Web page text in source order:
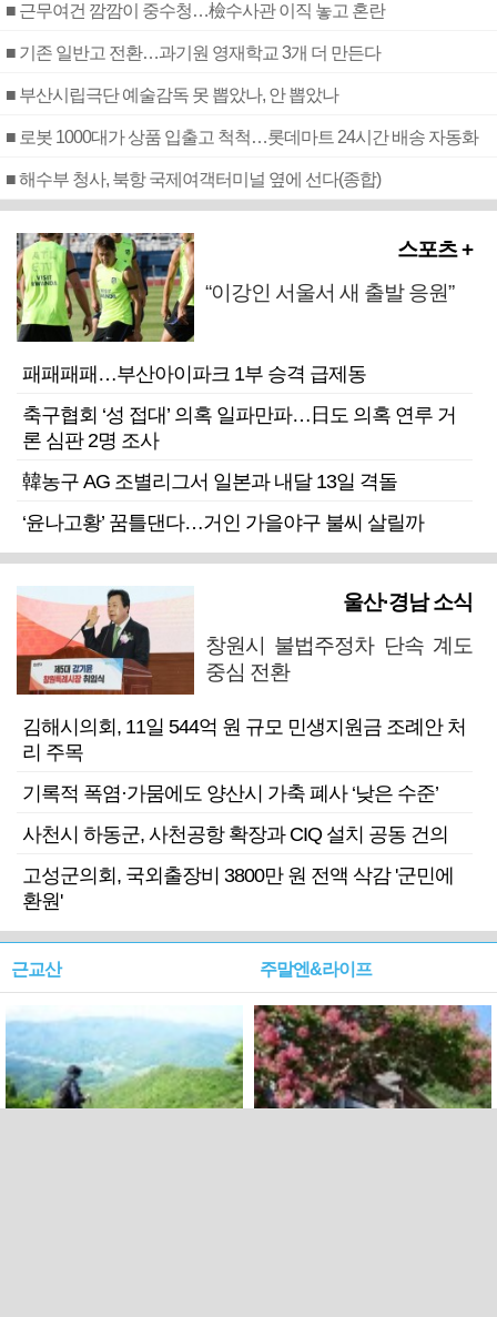
■ 근무여건 깜깜이 중수청…檢수사관 이직 놓고 혼란
■ 기존 일반고 전환…과기원 영재학교 3개 더 만든다
■ 부산시립극단 예술감독 못 뽑았나, 안 뽑았나
■ 로봇 1000대가 상품 입출고 척척…롯데마트 24시간 배송 자동화
■ 해수부 청사, 북항 국제여객터미널 옆에 선다(종합)
스포츠 +
“이강인 서울서 새 출발 응원”
패패패패…부산아이파크 1부 승격 급제동
축구협회 ‘성 접대’ 의혹 일파만파…日도 의혹 연루 거
론 심판 2명 조사
韓농구 AG 조별리그서 일본과 내달 13일 격돌
‘윤나고황’ 꿈틀댄다…거인 가을야구 불씨 살릴까
울산·경남 소식
창원시 불법주정차 단속 계도
중심 전환
김해시의회, 11일 544억 원 규모 민생지원금 조례안 처
리 주목
기록적 폭염·가뭄에도 양산시 가축 폐사 ‘낮은 수준’
사천시 하동군, 사천공항 확장과 CIQ 설치 공동 건의
고성군의회, 국외출장비 3800만 원 전액 삭감 '군민에
환원'
근교산 주말엔&라이프